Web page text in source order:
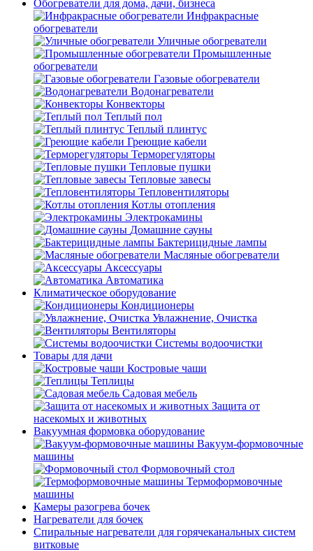
Обогреватели для дома, дачи, бизнеса
Инфракрасные
обогреватели
Уличные обогреватели
Промышленные
обогреватели
Газовые обогреватели
Водонагреватели
Конвекторы
Теплый пол
Теплый плинтус
Греющие кабели
Терморегуляторы
Тепловые пушки
Тепловые завесы
Тепловентиляторы
Котлы отопления
Электрокамины
Домашние сауны
Бактерицидные лампы
Масляные обогреватели
Аксессуары
Автоматика
Климатическое оборудование
Кондиционеры
Увлажнение, Очистка
Вентиляторы
Системы водоочистки
Товары для дачи
Костровые чаши
Теплицы
Садовая мебель
Защита от
насекомых и животных
Вакуумная формовка оборудование
Вакуум-формовочные
машины
Формовочный стол
Термоформовочные
машины
Камеры разогрева бочек
Нагреватели для бочек
Спиральные нагреватели для горячеканальных систем
витковые